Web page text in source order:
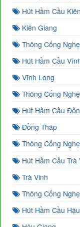
Hút Hầm Cầu
Kiên Giang
Thông Cống
Hút Hầm Cầu
Vĩnh Long
Thông Cống
Hút Hầm Cầu
Đồng Tháp
Thông Cống
Hút Hầm Cầu Trà
Trà Vinh
Thông Cống
Hút Hầm Cầu